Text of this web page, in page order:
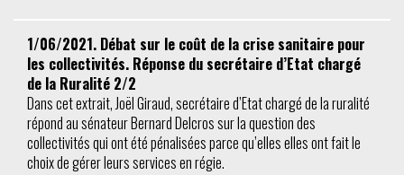
1/06/2021. Débat sur le coût de la crise sanitaire pour
les collectivités. Réponse du secrétaire d’Etat chargé
de la Ruralité 2/2
Dans cet extrait, Joël Giraud, secrétaire d’Etat chargé de la ruralité
répond au sénateur Bernard Delcros sur la question des
collectivités qui ont été pénalisées parce qu’elles elles ont fait le
choix de gérer leurs services en régie.